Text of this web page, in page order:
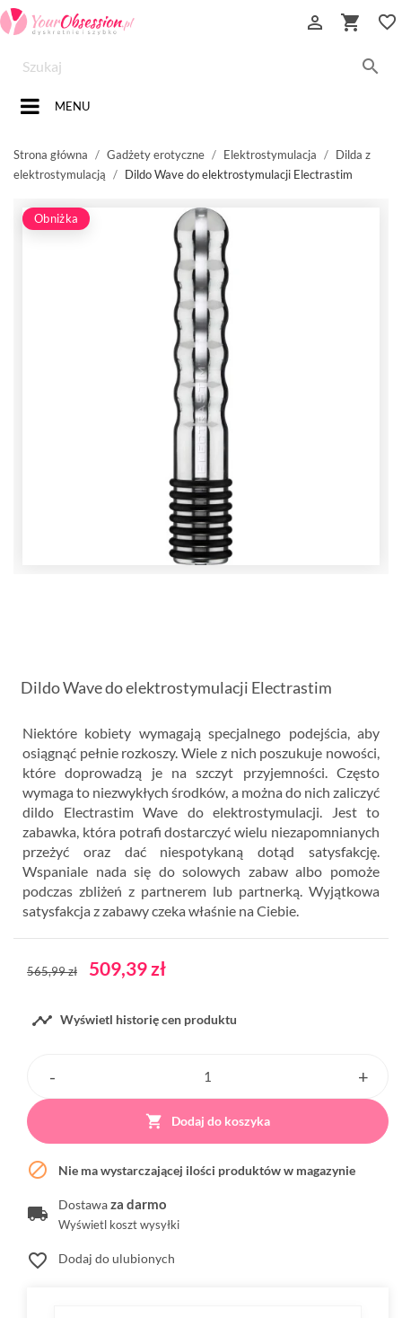
favorite_border



MENU
Strona główna Gadżety erotyczne Elektrostymulacja
Dilda z
elektrostymulacją
Dildo Wave do elektrostymulacji Electrastim
Obniżka
Dildo Wave do elektrostymulacji Electrastim
Niektóre kobiety wymagają specjalnego podejścia, aby
osiągnąć pełnie rozkoszy. Wiele z nich poszukuje nowości,
które doprowadzą je na szczyt przyjemności. Często
wymaga to niezwykłych środków, a można do nich zaliczyć
dildo Electrastim Wave do elektrostymulacji. Jest to
zabawka, która potrafi dostarczyć wielu niezapomnianych
przeżyć oraz dać niespotykaną dotąd satysfakcję.
Wspaniale nada się do solowych zabaw albo pomoże
podczas zbliżeń z partnerem lub partnerką. Wyjątkowa
satysfakcja z zabawy czeka właśnie na Ciebie.
565,99 zł 509,39 zł
 Wyświetl historię cen produktu
 Dodaj do koszyka
 Nie ma wystarczającej ilości produktów w magazynie
Dostawaza darmo
Wyświetl koszt wysyłki
favorite_border Dodaj do ulubionych